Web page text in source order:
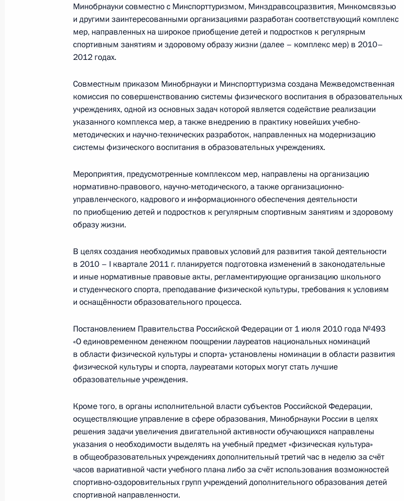
Внесены изменения в закон об образовании в части
совершенствования единого государственного экзамена
3 февраля 2011 года, 09:00
Об исполнении поручения Президента о разработке мер,
направленных на обеспечение устойчивого функционирования
малокомплектных школ и фельдшерско-акушерских пунктов
в труднодоступных районах Северного Кавказа
24 декабря 2010 года, 11:00
Церемония закрытия Года учителя в России
17 декабря 2010 года, 16:00
Рабочая встреча с губернатором Нижегородской области
Валерием Шанцевым
15 декабря 2010 года, 17:00
Дмитрий Медведев посетил одну из школ Краснодарского края
2 декабря 2010 года, 14:00
С 1 декабря в интернете открыто обсуждение проекта нового
Подписан закон, совершенствующий порядок лицензирования
образовательной деятельности
10 ноября 2010 года, 09:10
Минобрнауки совместно с Минспорттуризмом, Минздравсоцразвития, Минкомсвязью
и другими заинтересованными организациями разработан соответствующий комплекс
мер, направленных на широкое приобщение детей и подростков к регулярным
спортивным занятиям и здоровому образу жизни (далее – комплекс мер) в 2010–
2012 годах.
Совместным приказом Минобрнауки и Минспорттуризма создана Межведомственная
комиссия по совершенствованию системы физического воспитания в образовательных
учреждениях, одной из основных задач которой является содействие реализации
указанного комплекса мер, а также внедрению в практику новейших учебно-
методических и научно-технических разработок, направленных на модернизацию
системы физического воспитания в образовательных учреждениях.
Мероприятия, предусмотренные комплексом мер, направлены на организацию
нормативно-правового, научно-методического, а также организационно-
управленческого, кадрового и информационного обеспечения деятельности
по приобщению детей и подростков к регулярным спортивным занятиям и здоровому
образу жизни.
В целях создания необходимых правовых условий для развития такой деятельности
в 2010 – I квартале 2011 г. планируется подготовка изменений в законодательные
и иные нормативные правовые акты, регламентирующие организацию школьного
и студенческого спорта, преподавание физической культуры, требования к условиям
и оснащённости образовательного процесса.
Постановлением Правительства Российской Федерации от 1 июля 2010 года №493
«О единовременном денежном поощрении лауреатов национальных номинаций
в области физической культуры и спорта» установлены номинации в области развития
физической культуры и спорта, лауреатами которых могут стать лучшие
образовательные учреждения.
Кроме того, в органы исполнительной власти субъектов Российской Федерации,
осуществляющие управление в сфере образования, Минобрнауки России в целях
решения задачи увеличения двигательной активности обучающихся направлены
указания о необходимости выделять на учебный предмет «физическая культура»
в общеобразовательных учреждениях дополнительный третий час в неделю за счёт
часов вариативной части учебного плана либо за счёт использования возможностей
спортивно-оздоровительных групп учреждений дополнительного образования детей
спортивной направленности.